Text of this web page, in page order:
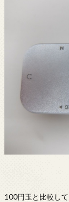
100円玉と比較し